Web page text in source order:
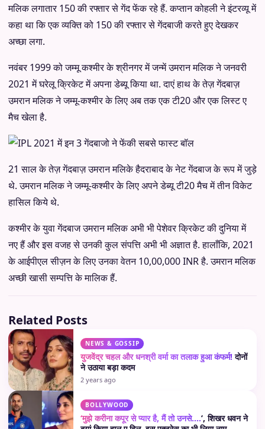
मलिक लगातार 150 की रफ्तार से गेंद फेंक रहे हैं. कप्तान कोहली ने इंटरव्यू में
कहा था कि एक व्यक्ति को 150 की रफ्तार से गेंदबाजी करते हुए देखकर
अच्छा लगा.
नवंबर 1999 को जम्मू कश्मीर के श्रीनगर में जन्में उमरान मलिक ने जनवरी
2021 में घरेलू क्रिकेट में अपना डेब्यू किया था. दाएं हाथ के तेज़ गेंदबाज़
उमरान मलिक ने जम्मू-कश्मीर के लिए अब तक एक टी20 और एक लिस्ट ए
मैच खेला है.
21 साल के तेज़ गेंदबाज़ उमरान मलिके हैदराबाद के नेट गेंदबाज के रूप में जुड़े
थे. उमरान मलिक ने जम्मू-कश्मीर के लिए अपने डेब्यू टी20 मैच में तीन विकेट
हासिल किये थे.
कश्मीर के युवा गेंदबाज उमरान मलिक अभी भी पेशेवर क्रिकेट की दुनिया में
नए हैं और इस वजह से उनकी कुल संपत्ति अभी भी अज्ञात है. हालाँकि, 2021
के आईपीएल सीज़न के लिए उनका वेतन 10,00,000 INR है. उमरान मलिक
अच्छी खासी सम्पत्ति के मालिक हैं.
Related Posts
NEWS & GOSSIP
युजवेंद्र चहल और धनश्री वर्मा का तलाक हुआ कंफर्म!दोनों
ने उठाया बड़ा कदम
2 years ago
BOLLYWOOD
‘मुझे करीना कपूर से प्यार है, मैं तो उनसे….’, शिखर धवन ने